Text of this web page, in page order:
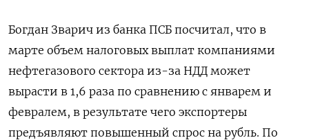
Богдан Зварич из банка ПСБ посчитал, что в
марте объем налоговых выплат ​компаниями
нефтегазового сектора из-за НДД может
вырасти в 1,6 раза по сравнению с январем и
‌февралем, в результате чего экспортеры
предъявляют повышенный спрос на рубль. По